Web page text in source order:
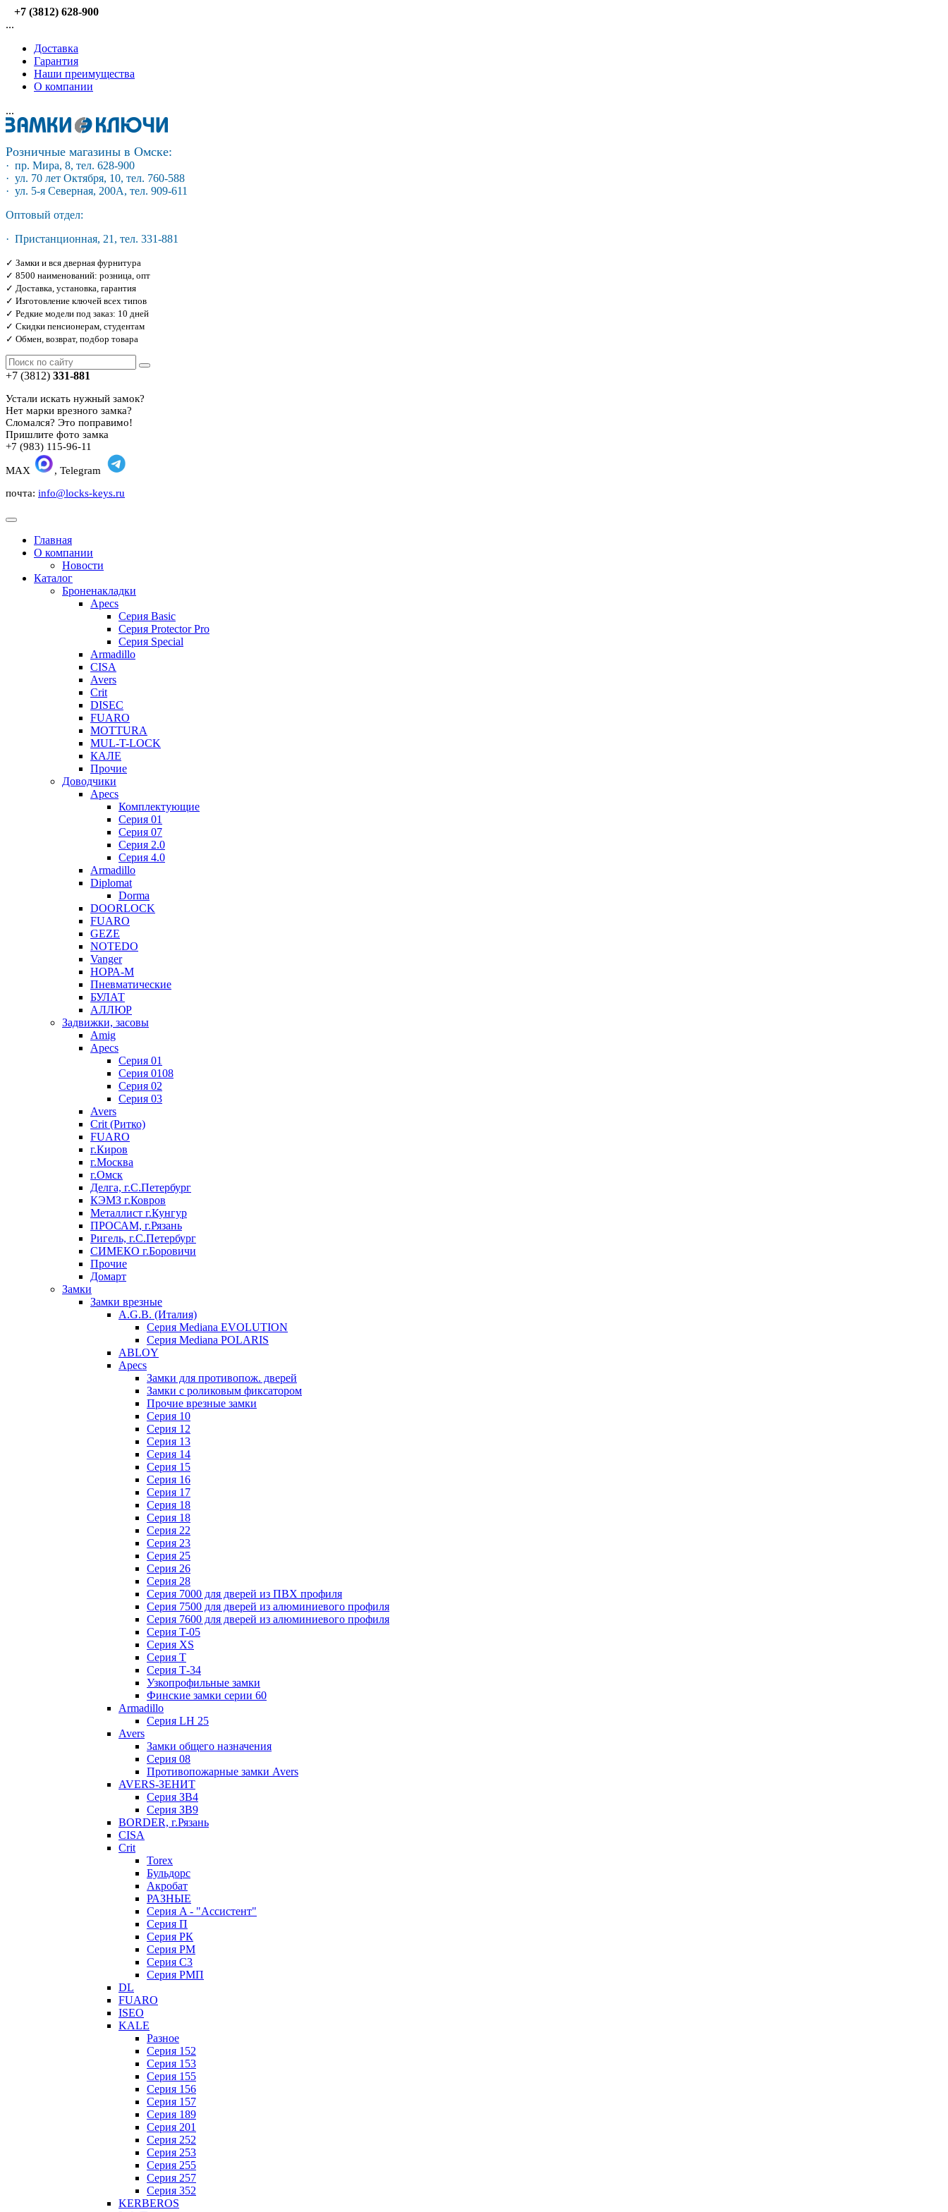
+7 (3812) 628-900
...
Доставка
Гарантия
Наши преимущества
О компании
...
Розничные магазины в Омске:
· пр. Мира, 8, тел. 628-900
· ул. 70 лет Октября, 10, тел. 760-588
· ул. 5-я Северная, 200А, тел. 909-611
Оптовый отдел:
· Пристанционная, 21, тел. 331-881
✓ Замки и вся дверная фурнитура
✓ 8500 наименований: розница, опт
✓ Доставка, установка, гарантия
✓ Изготовление ключей всех типов
✓ Редкие модели под заказ: 10 дней
✓ Скидки пенсионерам, студентам
✓ Обмен, возврат, подбор товара
+7 (3812) 331-881
Устали искать нужный замок?
Нет марки врезного замка?
Сломался? Это поправимо!
Пришлите фото замка
+7 (983) 115-96-11
MAX
, Telegram
почта: info@locks-keys.ru
Главная
О компании
Новости
Каталог
Броненакладки
Apecs
Серия Basic
Серия Protector Pro
Серия Special
Armadillo
CISA
Avers
Crit
DISEC
FUARO
MOTTURA
MUL-T-LOCK
КАЛЕ
Прочие
Доводчики
Apecs
Комплектующие
Серия 01
Серия 07
Серия 2.0
Серия 4.0
Armadillo
Diplomat
Dorma
DOORLOCK
FUARO
GEZE
NOTEDO
Vanger
НОРА-М
Пневматические
БУЛАТ
АЛЛЮР
Задвижки, засовы
Amig
Apecs
Серия 01
Серия 0108
Серия 02
Серия 03
Avers
Crit (Ритко)
FUARO
г.Киров
г.Москва
г.Омск
Делга, г.С.Петербург
КЭМЗ г.Ковров
Металлист г.Кунгур
ПРОСАМ, г.Рязань
Ригель, г.С.Петербург
СИМЕКО г.Боровичи
Прочие
Домарт
Замки
Замки врезные
A.G.B. (Италия)
Серия Mediana EVOLUTION
Серия Mediana POLARIS
ABLOY
Apecs
Замки для противопож. дверей
Замки с роликовым фиксатором
Прочие врезные замки
Серия 10
Серия 12
Серия 13
Серия 14
Серия 15
Серия 16
Серия 17
Серия 18
Серия 18
Серия 22
Серия 23
Серия 25
Серия 26
Серия 28
Серия 7000 для дверей из ПВХ профиля
Серия 7500 для дверей из алюминиевого профиля
Серия 7600 для дверей из алюминиевого профиля
Серия T-05
Серия XS
Серия Т
Серия Т-34
Узкопрофильные замки
Финские замки серии 60
Armadillo
Серия LH 25
Avers
Замки общего назначения
Серия 08
Противопожарные замки Avers
AVERS-ЗЕНИТ
Серия ЗВ4
Серия ЗВ9
BORDER, г.Рязань
CISA
Crit
Torex
Бульдорс
Акробат
РАЗНЫЕ
Серия A - "Ассистент"
Серия П
Серия РК
Серия РМ
Серия С3
Серия РМП
DL
FUARO
ISEO
KALE
Разное
Серия 152
Серия 153
Серия 155
Серия 156
Серия 157
Серия 189
Серия 201
Серия 252
Серия 253
Серия 255
Серия 257
Серия 352
KERBEROS